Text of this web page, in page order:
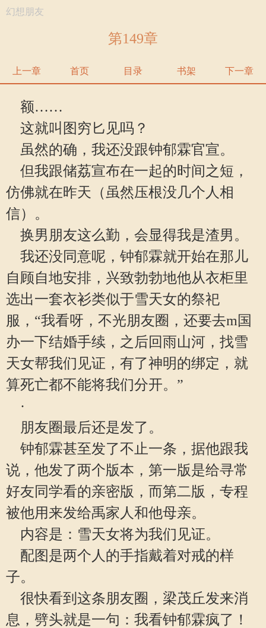
幻想朋友
第149章
上一章 首页 目录 书架 下一章
额……
这就叫图穷匕见吗？
虽然的确，我还没跟钟郁霖官宣。
但我跟储荔宣布在一起的时间之短，
仿佛就在昨天（虽然压根没几个人相
信）。
换男朋友这么勤，会显得我是渣男。
我还没同意呢，钟郁霖就开始在那儿
自顾自地安排，兴致勃勃地他从衣柜里
选出一套衣衫类似于雪天女的祭祀
服，“我看呀，不光朋友圈，还要去m国
办一下结婚手续，之后回雨山河，找雪
天女帮我们见证，有了神明的绑定，就
算死亡都不能将我们分开。”
·
朋友圈最后还是发了。
钟郁霖甚至发了不止一条，据他跟我
说，他发了两个版本，第一版是给寻常
好友同学看的亲密版，而第二版，专程
被他用来发给禹家人和他母亲。
内容是：雪天女将为我们见证。
配图是两个人的手指戴着对戒的样
子。
很快看到这条朋友圈，梁茂丘发来消
息，劈头就是一句：我看钟郁霖疯了！